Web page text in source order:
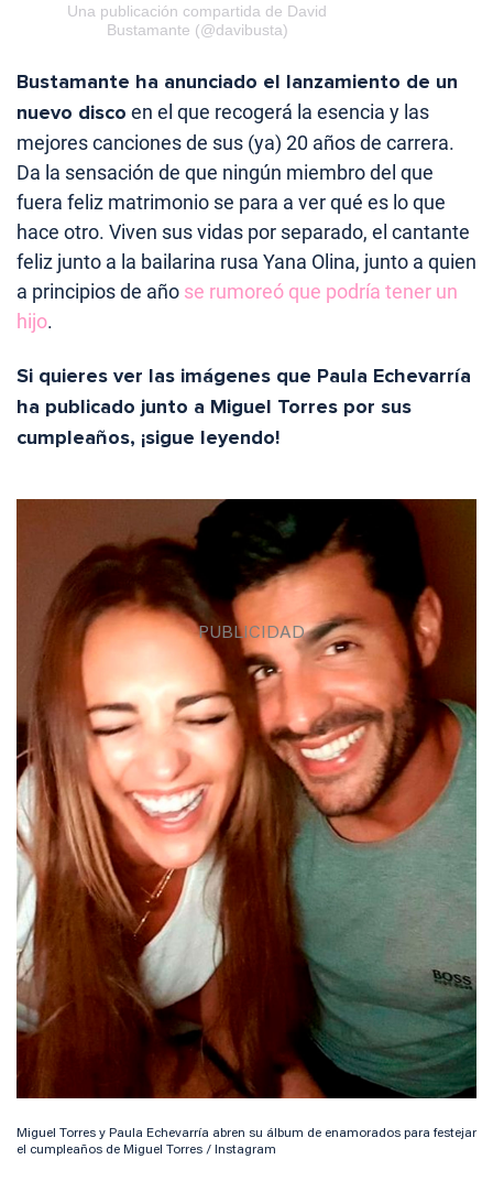
Una publicación compartida de David
Bustamante (@davibusta)
Bustamante ha anunciado el lanzamiento de un
nuevo disco en el que recogerá la esencia y las
mejores canciones de sus (ya) 20 años de carrera.
Da la sensación de que ningún miembro del que
fuera feliz matrimonio se para a ver qué es lo que
hace otro. Viven sus vidas por separado, el cantante
feliz junto a la bailarina rusa Yana Olina, junto a quien
a principios de año se rumoreó que podría tener un
hijo.
Si quieres ver las imágenes que Paula Echevarría
ha publicado junto a Miguel Torres por sus
cumpleaños, ¡sigue leyendo!
Miguel Torres y Paula Echevarría abren su álbum de enamorados para festejar
el cumpleaños de Miguel Torres / Instagram